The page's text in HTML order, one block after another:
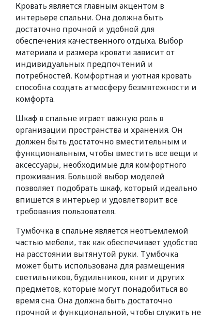
Кровать является главным акцентом в
интерьере спальни. Она должна быть
достаточно прочной и удобной для
обеспечения качественного отдыха. Выбор
материала и размера кровати зависит от
индивидуальных предпочтений и
потребностей. Комфортная и уютная кровать
способна создать атмосферу безмятежности и
комфорта.
Шкаф в спальне играет важную роль в
организации пространства и хранения. Он
должен быть достаточно вместительным и
функциональным, чтобы вместить все вещи и
аксессуары, необходимые для комфортного
проживания. Большой выбор моделей
позволяет подобрать шкаф, который идеально
впишется в интерьер и удовлетворит все
требования пользователя.
Тумбочка в спальне является неотъемлемой
частью мебели, так как обеспечивает удобство
на расстоянии вытянутой руки. Тумбочка
может быть использована для размещения
светильников, будильников, книг и других
предметов, которые могут понадобиться во
время сна. Она должна быть достаточно
прочной и функциональной, чтобы служить не